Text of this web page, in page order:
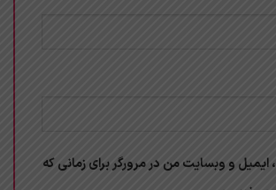
ایمیل و وبسایت من در مرورگر برای زمانی که